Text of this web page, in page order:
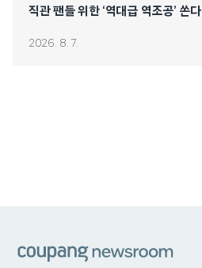
직관 팬들 위한 ‘역대급 역조공’ 쏜다
2026. 8. 7.